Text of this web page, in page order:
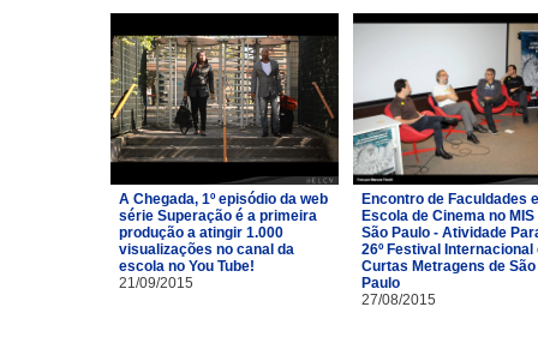
A Chegada, 1º episódio da web
série Superação é a primeira
produção a atingir 1.000
visualizações no canal da
escola no You Tube!
21/09/2015
Encontro de Faculdades e
Escola de Cinema no MIS
São Paulo - Atividade
26º Festival Internacional
Curtas Metragens de São
Paulo
27/08/2015